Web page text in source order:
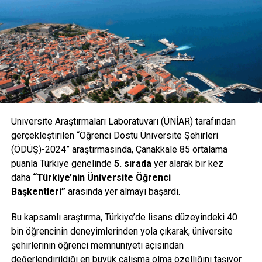
anlattıklarına hiçbir şekilde müdahale etmediklerini söyledi.
AKINTIYA KAPILIP SÜRÜKLENMİŞ
Rehberlere dağıtılan kitapta, Fransız zırhlısı Ocean’ın batma
hadisesi şu sözlerle anlatılıyor: “Ocean, Dardanos ve
Soğanlıdere bataryalarının yoğun ateşleri altında çekilip
Sancak yönünde bir patlama oldu. Mayına çarpmıştı.
Pusulası ve üst köprüsü tahribe uğramış, baş ve kıç
geçitleri suyla dolmuş, dümen yekesi alabanda iskelede
sıkışıp kalmıştı. Irresistible ve Ocean’ı kurtarmakla
görevli muhripler, gece yarısına kadar boğaz içinde
aradılarsa da izlerine rastlayamadı. Türk kaynaklarına
menziline girmiş, kıyı bataryaları ve Dardanos’un ateşleri
altında saat 19.30’da, Ocean da akıntıyla Morto
Körfezi’ne sürüklenmiş ve 22.30’da batmıştır.”
Üniversite Araştırmaları Laboratuvarı (ÜNİAR) tarafından
gerçekleştirilen “Öğrenci Dostu Üniversite Şehirleri
(ÖDÜŞ)-2024” araştırmasında, Çanakkale 85 ortalama
puanla Türkiye genelinde 5. sıradayer alarak bir kez
daha “Türkiye’nin Üniversite Öğrenci
Başkentleri”arasında yer almayı başardı.
Bu kapsamlı araştırma, Türkiye’de lisans düzeyindeki 40
bin öğrencinin deneyimlerinden yola çıkarak, üniversite
şehirlerinin öğrenci memnuniyeti açısından
değerlendirildiği en büyük çalışma olma özelliğini taşıyor.